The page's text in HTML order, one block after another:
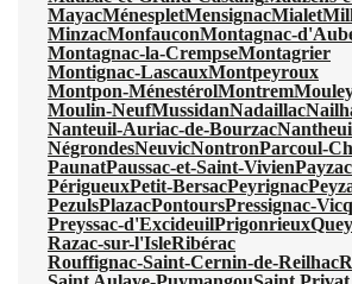
MayacMénespletMensignacMialet
MinzacMonfauconMontagnac-
Montagnac-la-CrempseMontagrier
Montignac-LascauxMontpeyroux
Montpon-MénestérolMontrem
Moulin-NeufMussidanNadaillac
Nanteuil-Auriac-de-Bourzac
NégrondesNeuvicNontronParcoul-
PaunatPaussac-et-Saint-VivienPayzac
PérigueuxPetit-BersacPeyrignac
PezulsPlazacPontoursPressignac-Vicq
Preyssac-d'ExcideuilPrigonrieux
Razac-sur-l'IsleRibérac
Rouffignac-Saint-Cernin-de-Reilhac